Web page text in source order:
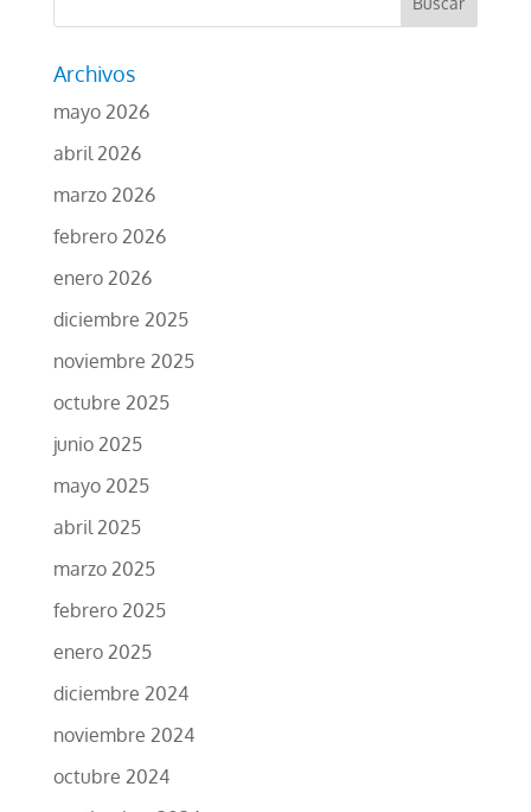
Archivos
mayo 2026
abril 2026
marzo 2026
febrero 2026
enero 2026
diciembre 2025
noviembre 2025
octubre 2025
junio 2025
mayo 2025
abril 2025
marzo 2025
febrero 2025
enero 2025
diciembre 2024
noviembre 2024
octubre 2024